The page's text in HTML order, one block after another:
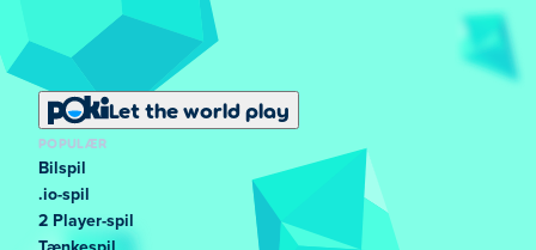
Let the world play
POPULÆR
Bilspil
.io-spil
2 Player-spil